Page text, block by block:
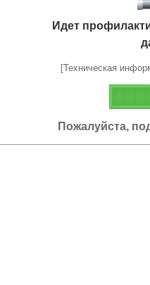
Идет
[Техническая
Пожалуйста,